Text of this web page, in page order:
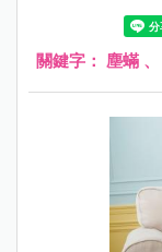
蟎會過敏呢？讓
關鍵字： 塵蟎 、